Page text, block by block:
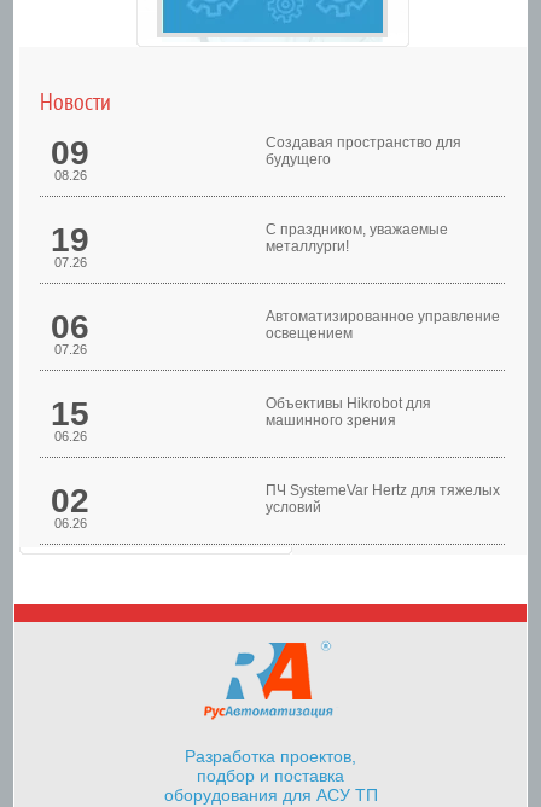
Шкафы управления
Новости
09
08.26
Создавая пространство для
будущего
19
07.26
С праздником, уважаемые
металлурги!
06
07.26
Автоматизированное управление
освещением
15
06.26
Объективы Hikrobot для
машинного зрения
02
06.26
ПЧ SystemeVar Hertz для тяжелых
условий
Разработка проектов,
подбор и поставка
оборудования для АСУ ТП